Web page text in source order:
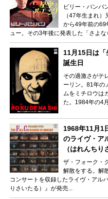
ビリー・バンバ
（47年生まれ
から49年前の69
ュー。その3年後に発表した「さよな
11月15日は
誕生日
その過激さがテ
ーリン。81年の
ムをミチロウは
た。1984年の4
1968年11月1
のライヴ・ア
（はれんち
ザ・フォーク・
解散をする。解
コンサートを収録したライヴ・アル
りさいたる）』が発売...